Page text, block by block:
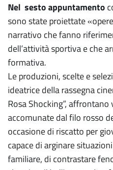
Nel sesto appuntamento
sono state proiettate
narrativo che fanno
dell’attività sportiva e che
formativa.
Le produzioni, scelte e
ideatrice della rassegna
Rosa Shocking”,
accomunate dal filo rosso
occasione di riscatto per
capace di arginare
familiare, di contrastare